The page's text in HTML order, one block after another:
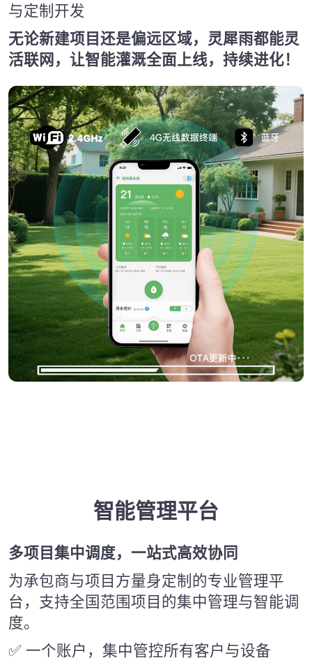
与定制开发
无论新建项目还是偏远区域，灵犀雨都能灵
活联网，让智能灌溉全面上线，持续进化！
智能管理平台
多项目集中调度，一站式高效协同
为承包商与项目方量身定制的专业管理平
台，支持全国范围项目的集中管理与智能调
度。
✅ 一个账户，集中管控所有客户与设备